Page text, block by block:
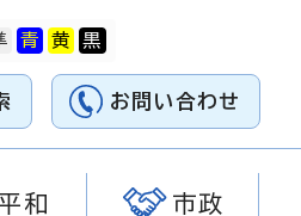
お問い合わせ
和 市政